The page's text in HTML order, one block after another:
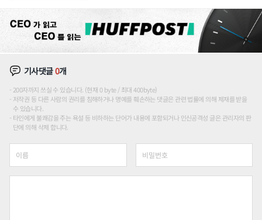
기사댓글0개
200자까지 쓰실 수 있습니다. (현재 0 byte / 최대 400byte)
저작권 등 다른 사람의 권리를 침해하거나 명예를 훼손하는 댓글은 관련 법률에 의해 제재를 받을
수 있습니다.
타인에게 불쾌감을 주는 욕설 등 비하하는 단어가 내용에 포함되거나 인신공격성 글은 관리자의 판
단에 의해 삭제 합니다.